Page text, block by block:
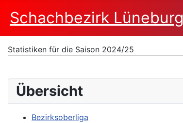
Schachbezirk Lüneburg
Übersicht
Bezirksoberliga
Statistiken für die Saison 2024/25